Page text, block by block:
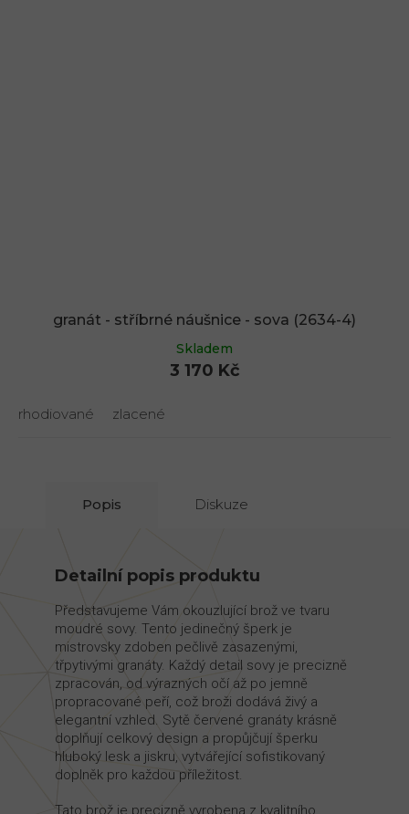
granát - stříbrné náušnice - sova (2634-4)
Skladem
3 170 Kč
rhodiované zlacené
Popis Diskuze
Detailní popis produktu
Představujeme Vám okouzlující brož ve tvaru
moudré sovy. Tento jedinečný šperk je
mistrovsky zdoben pečlivě zasazenými,
třpytivými granáty. Každý detail sovy je precizně
zpracován, od výrazných očí až po jemně
propracované peří, což broži dodává živý a
elegantní vzhled. Sytě červené granáty krásně
doplňují celkový design a propůjčují šperku
hluboký lesk a jiskru, vytvářející sofistikovaný
doplněk pro každou příležitost.